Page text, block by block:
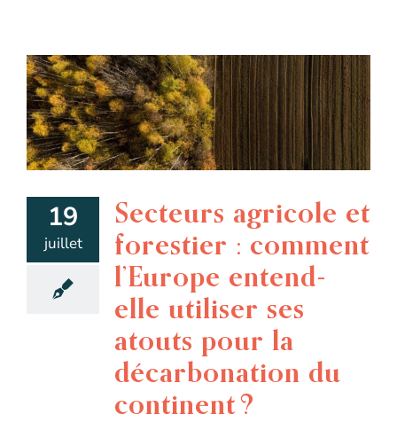
19
juillet
Secteurs agricole et
forestier : comment
l’Europe entend-
elle utiliser ses
atouts pour la
décarbonation du
continent ?